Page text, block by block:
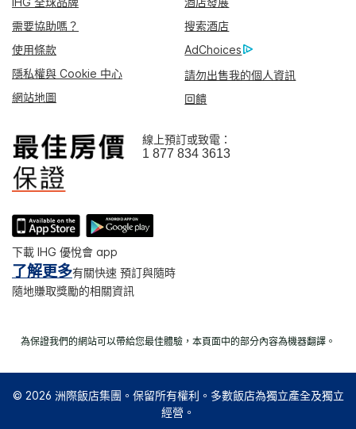
需要協助嗎？
搜索酒店
使用條款
AdChoices
隱私權與 Cookie 中心
請勿出售我的個人資訊
網站地圖
回饋
線上預訂或致電：
1 877 834 3613
下載 IHG 優悅會 app
了解更多有關快速 預訂與隨時
隨地賺取獎勵的相關資訊
為保證我們的網站可以帶給您最佳體驗，本頁面中的部分內容為機器翻譯。
© 2026 洲際飯店集團。保留所有權利。多數飯店為獨立產全及獨立
經營。